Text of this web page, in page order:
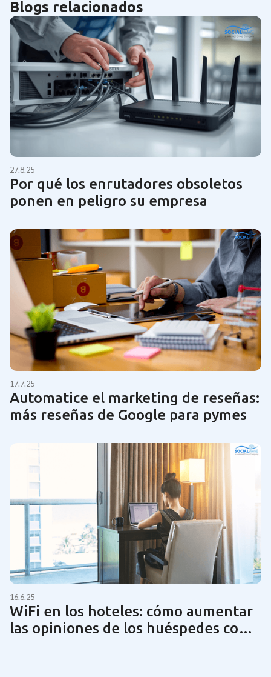
Blogs relacionados
27.8.25
Por qué los enrutadores obsoletos
ponen en peligro su empresa
17.7.25
Automatice el marketing de reseñas:
más reseñas de Google para pymes
16.6.25
WiFi en los hoteles: cómo aumentar
las opiniones de los huéspedes con